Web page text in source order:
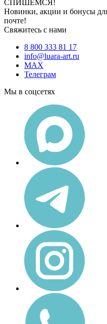
СПИШЕМСЯ!
Новинки, акции и бонусы
почте!
Свяжитесь с нами
8 800 333 81 17
info@luara-art.ru
MAX
Телеграм
Мы в соцсетях